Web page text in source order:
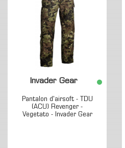
Invader Gear
Pantalon d'airsoft - TDU
(ACU) Revenger -
Vegetato - Invader Gear